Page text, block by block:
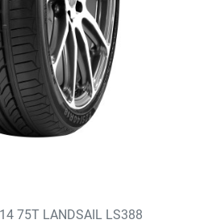
75T LANDSAIL LS388